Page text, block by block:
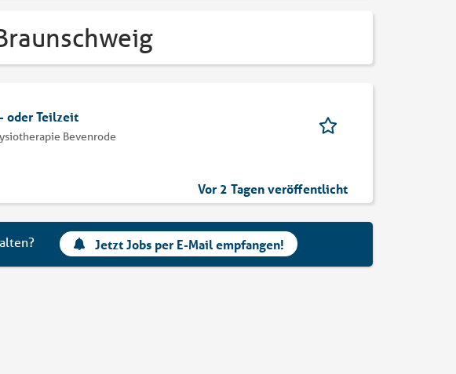
oder Teilzeit
Bevenrode
Vor 2 Tagen veröffentlicht
Jetzt Jobs per E-Mail empfangen!